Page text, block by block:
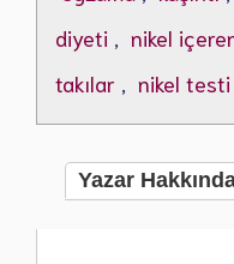
diyeti , nikel
takılar , nikel testi
Yazar